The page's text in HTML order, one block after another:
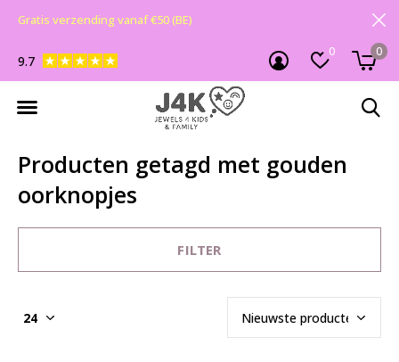
0 0
9.7
Gratis verzending vanaf €50 (BE)
Producten getagd met gouden
oorknopjes
FILTER